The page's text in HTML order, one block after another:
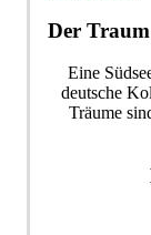
Der
Eine
deutsche
Träume